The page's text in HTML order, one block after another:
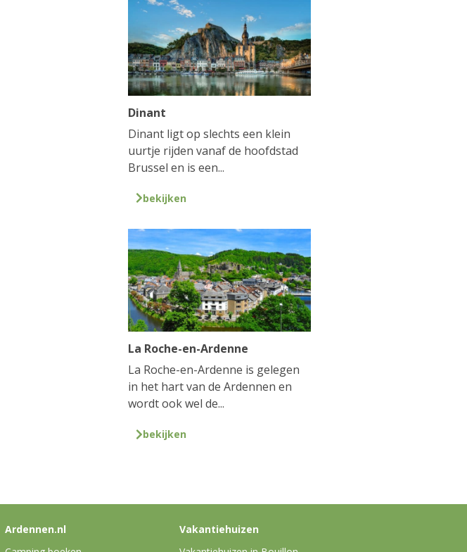
Dinant
Dinant ligt op slechts een klein
uurtje rijden vanaf de hoofdstad
Brussel en is een...
bekijken
La Roche-en-Ardenne
La Roche-en-Ardenne is gelegen
in het hart van de Ardennen en
wordt ook wel de...
bekijken
Ardennen.nl
Vakantiehuizen